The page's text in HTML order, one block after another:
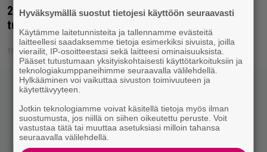
20000 tuntia raakamateriaalia – rocklegendalta
tulossa kova levy?
19.4.2014 23:16
Hyväksymällä suostut tietojesi käyttöön seuraavasti
Käytämme laitetunnisteita ja tallennamme evästeitä
laitteellesi saadaksemme tietoja esimerkiksi sivuista, joilla
vierailit, IP-osoitteestasi sekä laitteesi ominaisuuksista.
Pääset tutustumaan yksityiskohtaisesti käyttötarkoituksiin ja
teknologiakumppaneihimme seuraavalla välilehdellä.
Hylkääminen voi vaikuttaa sivuston toimivuuteen ja
käytettävyyteen.
Jotkin teknologiamme voivat käsitellä tietoja myös ilman
suostumusta, jos niillä on siihen oikeutettu peruste. Voit
vastustaa tätä tai muuttaa asetuksiasi milloin tahansa
seuraavalla välilehdellä.